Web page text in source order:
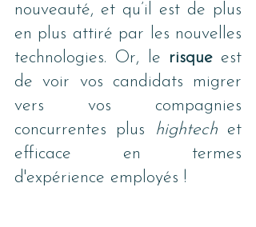
nouveauté, et qu’il est de plus
en plus attiré par les nouvelles
technologies. Or, le risque est
de voir vos candidats migrer
vers vos compagnies
concurrentes plus hightech et
efficace en termes
d'expérience employés !